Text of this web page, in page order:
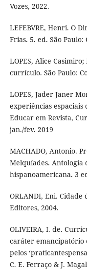
Vozes, 2022.
LEFEBVRE, Henri. O
Frias. 5. ed. São Paulo:
LOPES, Alice
currículo. São Paulo:
LOPES, Jader Janer
experiências espaciais
Educar em Revista,
jan./fev. 2019
MACHADO, Antonio.
Melquíades. Antología
hispanoamericana. 3
ORLANDI, Eni. Cidade
Editores, 2004.
OLIVEIRA, I. de.
caráter emancipatório
pelos
C. E. Ferraço & J.